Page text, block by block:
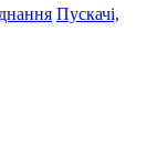
Пускачі,